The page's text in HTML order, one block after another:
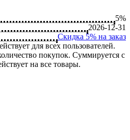
5%
2026-12-31
Скидка 5% на заказ
для всех пользователей.
покупок. Суммируется с
на все товары.